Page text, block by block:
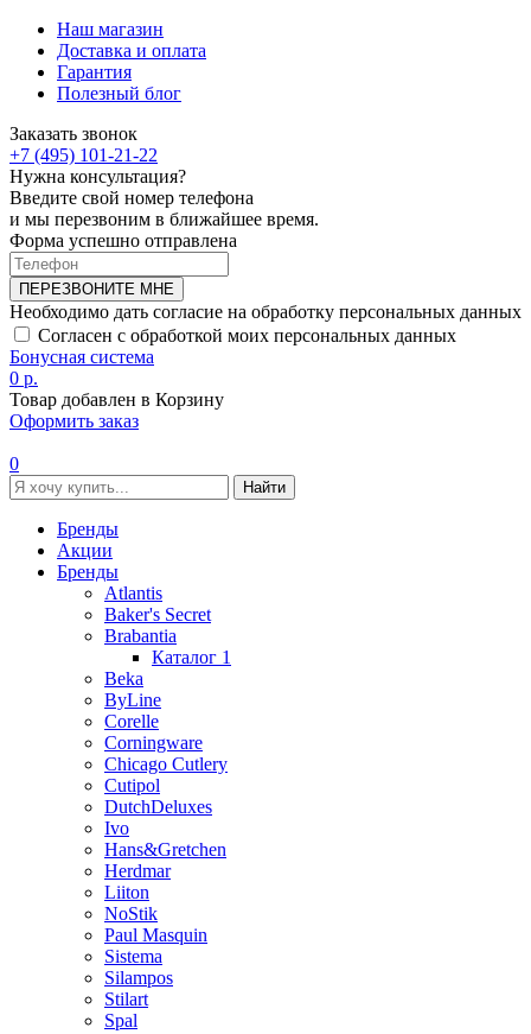
Наш магазин
Доставка и оплата
Гарантия
Полезный блог
Заказать звонок
+7 (495) 101-21-22
Нужна консультация?
Введите свой номер телефона
и мы перезвоним в ближайшее время.
Форма успешно отправлена
ПЕРЕЗВОНИТЕ МНЕ
Необходимо дать согласие на обработку персональных данных
Согласен с обработкой моих персональных данных
Бонусная система
0 р.
Товар добавлен в Корзину
Оформить заказ
0
Найти
Бренды
Акции
Бренды
Atlantis
Baker's Secret
Brabantia
Каталог 1
Beka
ByLine
Corelle
Corningware
Chicago Cutlery
Cutipol
DutchDeluxes
Ivo
Hans&Gretchen
Herdmar
Liiton
NoStik
Paul Masquin
Sistema
Silampos
Stilart
Spal